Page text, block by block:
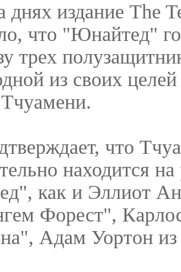
издание The
что "Юнайтед"
трех
из своих
что
находится на
как и Эллиот
Форест",
Адам Уортон